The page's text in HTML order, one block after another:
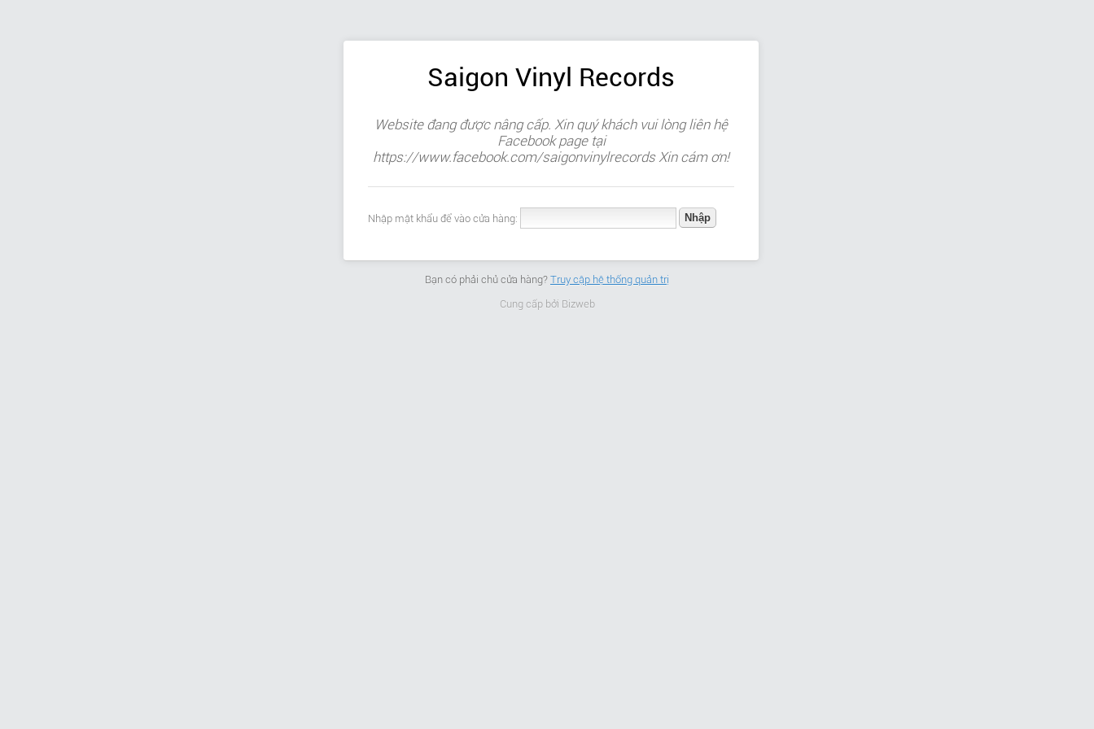
Saigon Vinyl Records
Website đang được nâng cấp. Xin quý khách vui lòng liên hệ
Facebook page tại
https://www.facebook.com/saigonvinylrecords Xin cám ơn!
Nhập mật khẩu để vào cửa hàng:
Bạn có phải chủ cửa hàng? Truy cập hệ thống quản trị
Cung cấp bởi Bizweb